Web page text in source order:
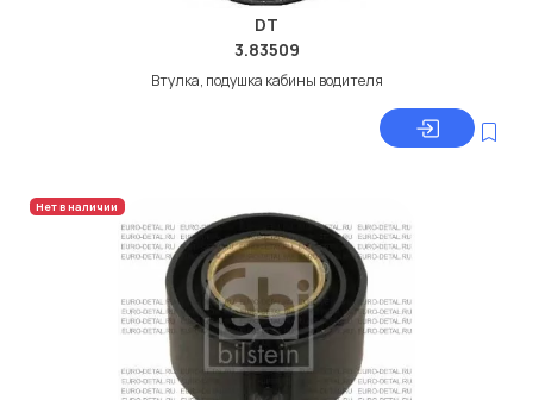
DT
3.83509
Втулка, подушка кабины водителя
Нет в наличии